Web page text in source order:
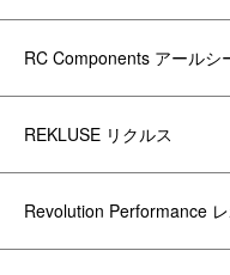
RC Components アールシ
REKLUSE リクルス
Revolution Performance